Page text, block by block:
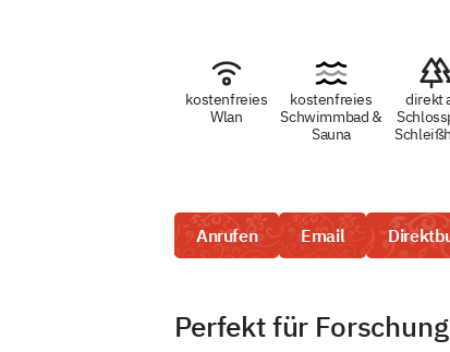
kostenfreies
Wlan
kostenfreies
Schwimmbad &
Sauna
direkt
Anrufen Email
Perfekt für